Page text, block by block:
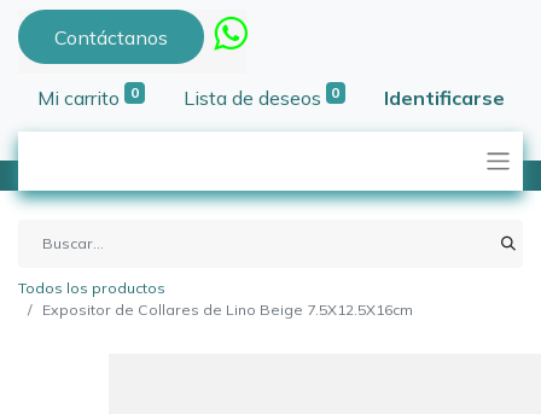
Contáctanos
Mi carrito 0 Lista de deseos 0 Identificarse
Todos los productos
Expositor de Collares de Lino Beige 7.5X12.5X16cm